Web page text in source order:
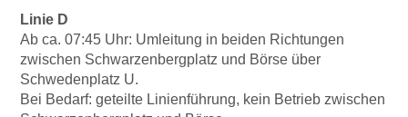
Linie D
Ab ca. 07:45 Uhr: Umleitung in beiden Richtungen
zwischen Schwarzenbergplatz und Börse über
Schwedenplatz U.
Bei Bedarf: geteilte Linienführung, kein Betrieb zwischen